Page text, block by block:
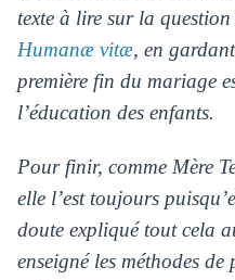
texte à lire sur la question
Humanæ vitæ, en
première fin du mariage
l’éducation des enfants.
Pour finir, comme Mère
elle l’est toujours
doute expliqué tout cela
enseigné les méthodes